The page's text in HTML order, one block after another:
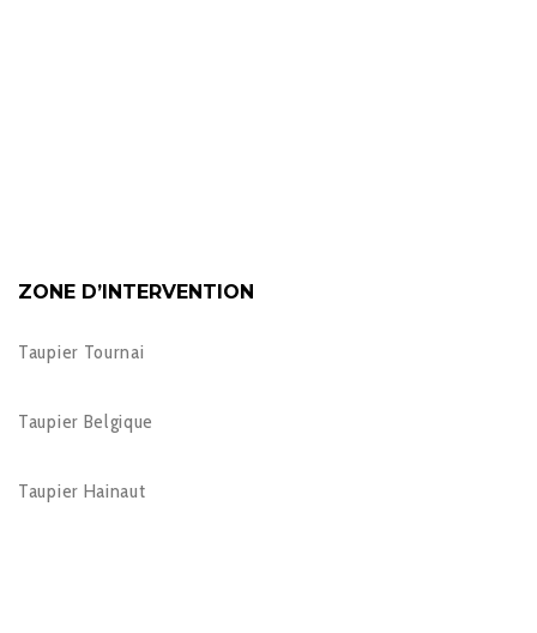
ZONE D’INTERVENTION
Taupier Tournai
Taupier Belgique
Taupier Hainaut